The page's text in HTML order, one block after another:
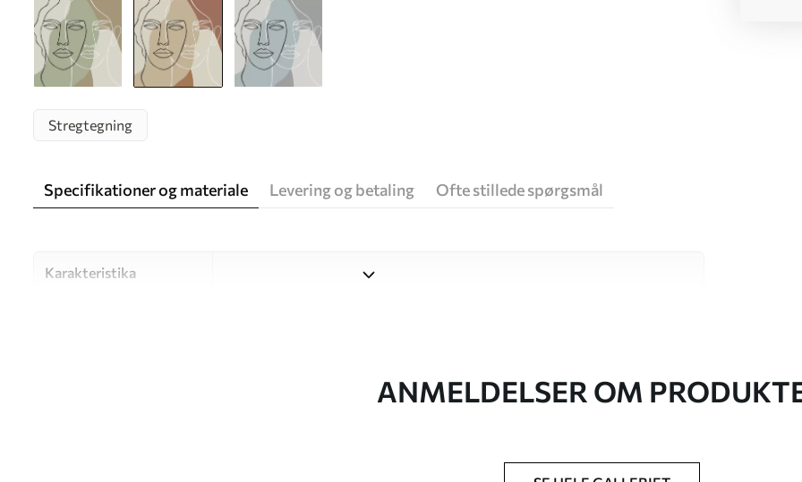
Stregtegning
Specifikationer og materiale Levering og betaling Ofte stillede spørgsmål
Karakteristika
ANMELDELSER OM